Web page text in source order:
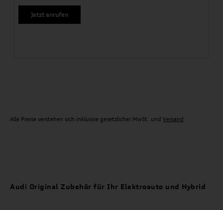
Jetzt anrufen
Alle Preise verstehen sich inklusive gesetzlicher MwSt. und Versand
Audi Original Zubehör für Ihr Elektroauto und Hybrid